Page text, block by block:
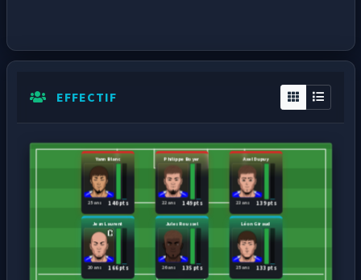
EFFECTIF
Jean Laurent
166 pts
20 ans
Jules Roussel
135 pts
26 ans
Léon Giraud
133 pts
25 ans
Yann Blanc
140 pts
25 ans
Philippe Boyer
149 pts
22 ans
Axel Dupuy
139 pts
23 ans